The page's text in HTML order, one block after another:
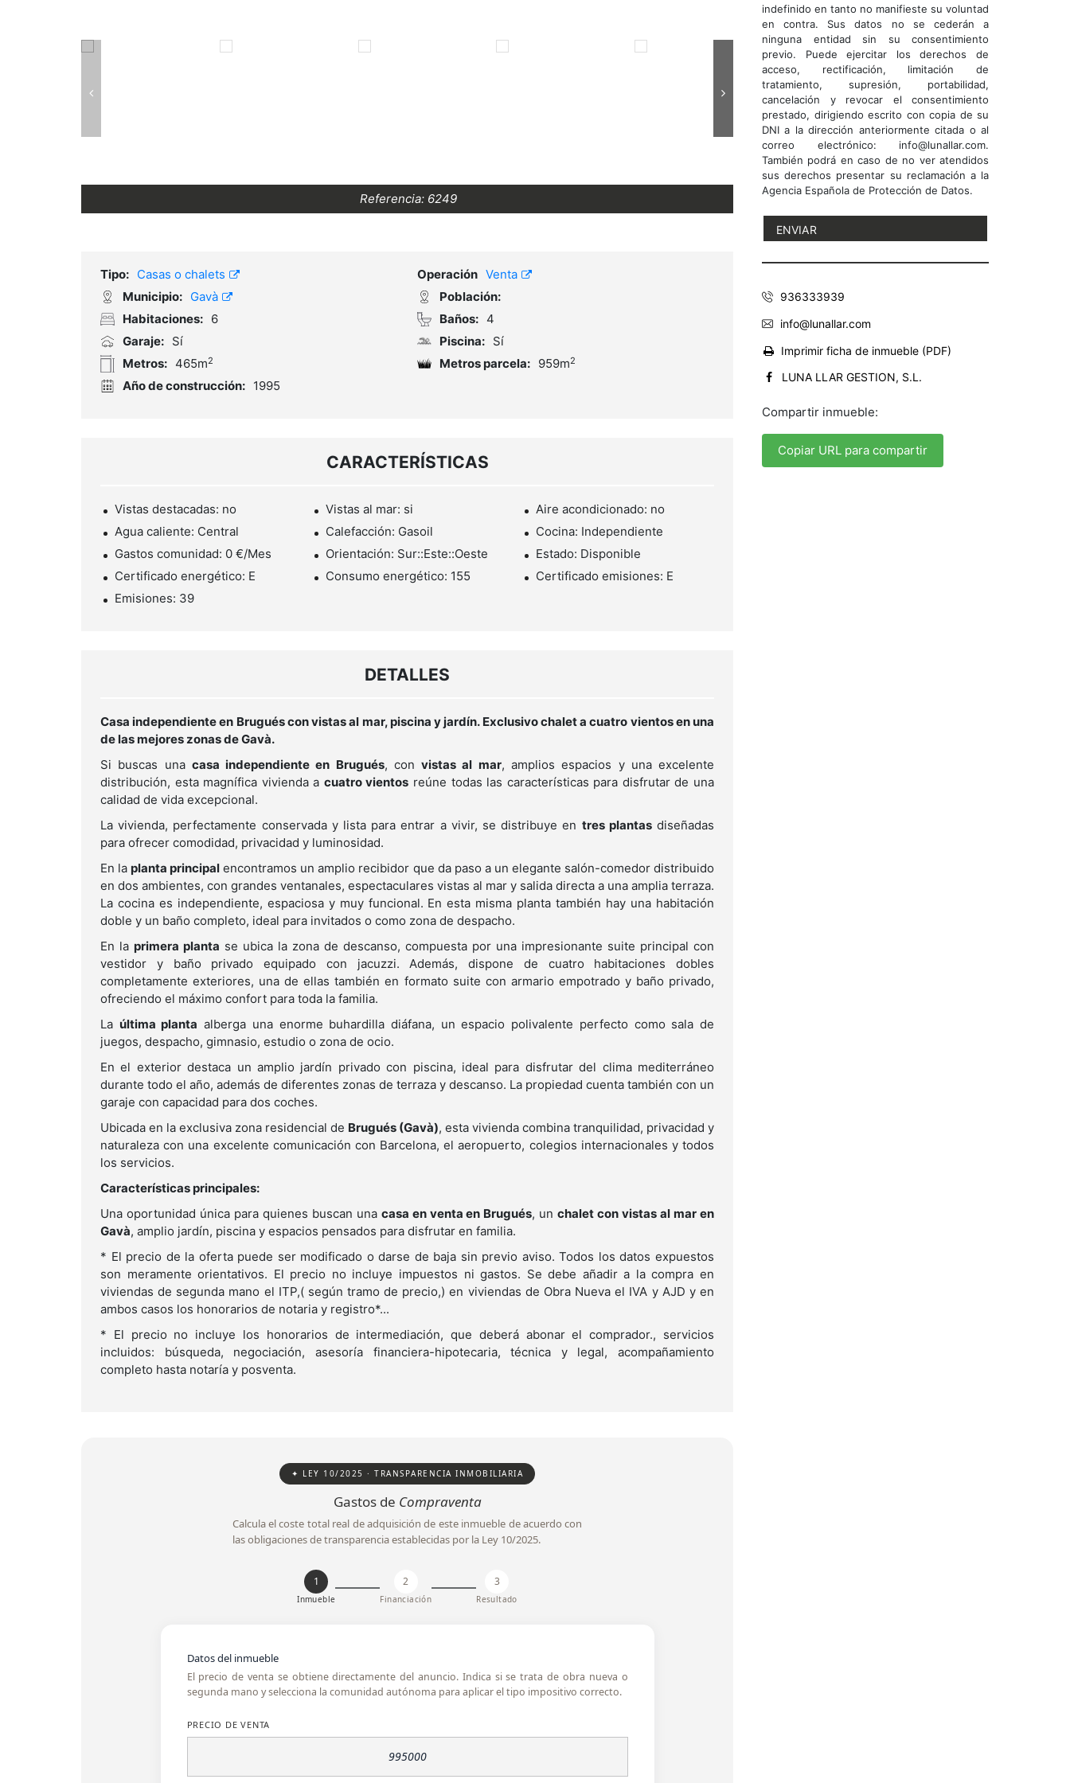
Referencia: 6249
Tipo: Casas o chalets Operación Venta
Municipio: Gavà
Población:
Habitaciones: 6 Baños:
4
Garaje: Sí Piscina:
Sí
Metros: 465m2 Metros parcela: 959m2
Año de construcción: 1995
CARACTERÍSTICAS
Vistas destacadas: no Vistas al mar: si
Aire acondicionado: no
Agua caliente: Central
Calefacción: Gasoil
Cocina: Independiente
Gastos comunidad: 0 €/Mes
Orientación: Sur::Este::Oeste
Estado: Disponible
Certificado energético: E
Consumo energético: 155
Certificado emisiones: E
Emisiones: 39
DETALLES
Casa independiente en Brugués con vistas al mar, piscina y jardín. Exclusivo chalet a cuatro vientos en una
de las mejores zonas de Gavà.
Si buscas una casa independiente en Brugués, convistas al mar, amplios espacios y una excelente
distribución, esta magnífica vivienda a cuatro vientos reúne todas las características para disfrutar de una
calidad de vida excepcional.
La vivienda, perfectamente conservada y lista para entrar a vivir, se distribuye en tres plantasdiseñadas
para ofrecer comodidad, privacidad y luminosidad.
En la planta principal encontramos un amplio recibidor que da paso a un elegante salón-comedor distribuido
en dos ambientes, con grandes ventanales, espectaculares vistas al mar y salida directa a una amplia terraza.
La cocina es independiente, espaciosa y muy funcional. En esta misma planta también hay una habitación
doble y un baño completo, ideal para invitados o como zona de despacho.
En la primera planta se ubica la zona de descanso, compuesta por una impresionante suite principal con
vestidor y baño privado equipado con jacuzzi. Además, dispone de cuatro habitaciones dobles
completamente exteriores, una de ellas también en formato suite con armario empotrado y baño privado,
ofreciendo el máximo confort para toda la familia.
La última planta alberga una enorme buhardilla diáfana, un espacio polivalente perfecto como sala de
juegos, despacho, gimnasio, estudio o zona de ocio.
En el exterior destaca un amplio jardín privado con piscina, ideal para disfrutar del clima mediterráneo
durante todo el año, además de diferentes zonas de terraza y descanso. La propiedad cuenta también con un
garaje con capacidad para dos coches.
Ubicada en la exclusiva zona residencial de Brugués (Gavà), esta vivienda combina tranquilidad, privacidad y
naturaleza con una excelente comunicación con Barcelona, el aeropuerto, colegios internacionales y todos
los servicios.
Características principales:
Una oportunidad única para quienes buscan una casa en venta en Brugués, unchalet con vistas al mar en
Gavà, amplio jardín, piscina y espacios pensados para disfrutar en familia.
* El precio de la oferta puede ser modificado o darse de baja sin previo aviso. Todos los datos expuestos
son meramente orientativos. El precio no incluye impuestos ni gastos. Se debe añadir a la compra en
viviendas de segunda mano el ITP,( según tramo de precio,) en viviendas de Obra Nueva el IVA y AJD y en
ambos casos los honorarios de notaria y registro*...
* El precio no incluye los honorarios de intermediación, que deberá abonar el comprador., servicios
incluidos: búsqueda, negociación, asesoría financiera-hipotecaria, técnica y legal, acompañamiento
completo hasta notaría y posventa.
✦ LEY 10/2025 · TRANSPARENCIA INMOBILIARIA
Gastos de Compraventa
Calcula el coste total real de adquisición de este inmueble de acuerdo con
las obligaciones de transparencia establecidas por la Ley 10/2025.
1
Inmueble
2
Financiación
3
Resultado
Datos del inmueble
El precio de venta se obtiene directamente del anuncio. Indica si se trata de obra nueva o
segunda mano y selecciona la comunidad autónoma para aplicar el tipo impositivo correcto.
PRECIO DE VENTA
indefinido en tanto no manifieste su voluntad
en contra. Sus datos no se cederán a
ninguna entidad sin su consentimiento
previo. Puede ejercitar los derechos de
acceso, rectificación, limitación de
tratamiento, supresión, portabilidad,
cancelación y revocar el consentimiento
prestado, dirigiendo escrito con copia de su
DNI a la dirección anteriormente citada o al
correo electrónico: info@lunallar.com.
También podrá en caso de no ver atendidos
sus derechos presentar su reclamación a la
Agencia Española de Protección de Datos.
936333939
info@lunallar.com
Imprimir ficha de inmueble (PDF)
LUNA LLAR GESTION, S.L.
Compartir inmueble:
Copiar URL para compartir